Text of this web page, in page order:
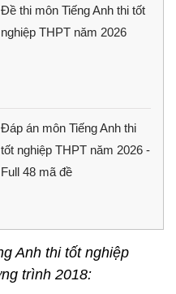
Đề thi môn Tiếng Anh thi tốt
nghiệp THPT năm 2026
Đáp án môn Tiếng Anh thi
tốt nghiệp THPT năm 2026 -
Full 48 mã đề
Anh thi tốt nghiệp
trình 2018: